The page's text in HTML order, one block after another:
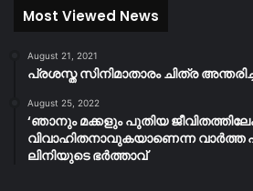
Most Viewed News
August 21, 2021
പ്രശസ്ത സിനിമാതാരം ചിത്ര
August 25, 2022
‘ഞാനും മക്കളും പുതിയ
വിവാഹിതനാവുകയാണെന്ന വാർത്ത
ലിനിയുടെ ഭർത്താവ്